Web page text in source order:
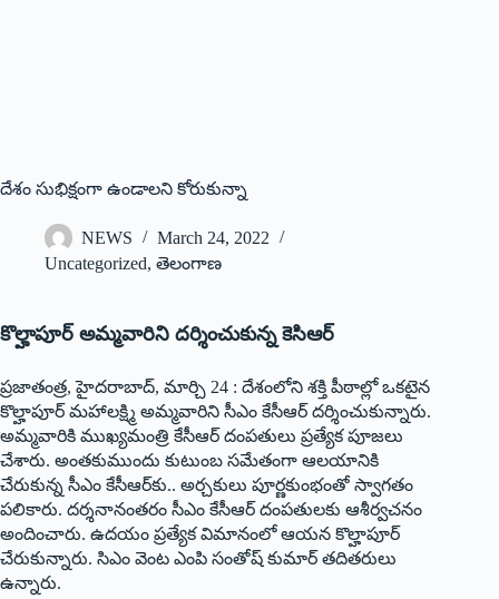
దేశం సుభిక్షంగా ఉండాలని కోరుకున్నా
NEWS
March 24, 2022
Uncategorized, తెలంగాణ
కొల్హాపూర్‌ అమ్మవారిని దర్శించుకున్న కెసిఆర్‌
‌ప్రజాతంత్ర, హైదరాబాద్‌, ‌మార్చి 24 : దేశంలోని శక్తి పీఠాల్లో ఒకటైన
కొల్హాపూర్‌ ‌మహాలక్ష్మి అమ్మవారిని సీఎం కేసీఆర్‌ ‌దర్శించుకున్నారు.
అమ్మవారికి ముఖ్యమంత్రి కేసీఆర్‌ ‌దంపతులు ప్రత్యేక పూజలు
చేశారు. అంతకుముందు కుటుంబ సమేతంగా ఆలయానికి
చేరుకున్న సీఎం కేసీఆర్‌కు.. అర్చకులు పూర్ణకుంభంతో స్వాగతం
పలికారు. దర్శనానంతరం సీఎం కేసీఆర్‌ ‌దంపతులకు ఆశీర్వచనం
అందించారు. ఉదయం ప్రత్యేక విమానంలో ఆయన కొల్హాపూర్‌
‌చేరుకున్నారు. సిఎం వెంట ఎంపి సంతోష్‌ ‌కుమార్‌ ‌తదితరులు
ఉన్నారు.